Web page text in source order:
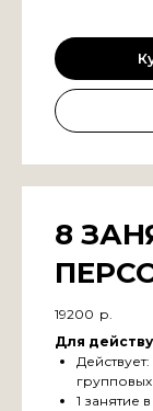
8
19200 р.
Для
1 занятие